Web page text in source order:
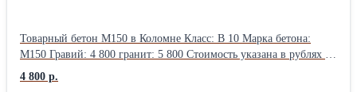
Товарный бетон М150 в Коломне Класс: В 10 Марка бетона:
М150 Гравий: 4 800 гранит: 5 800 Стоимость указана в рублях за
кубический метр (1м3) с учетом НДС 20%, без доставки и ПМД
4 800 р.